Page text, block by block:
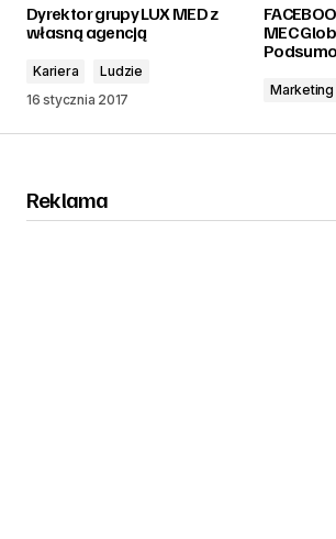
Dyrektor grupy LUX MED z
własną agencją
Kariera
Ludzie
16 stycznia 2017
MEC
Marketing
Reklama